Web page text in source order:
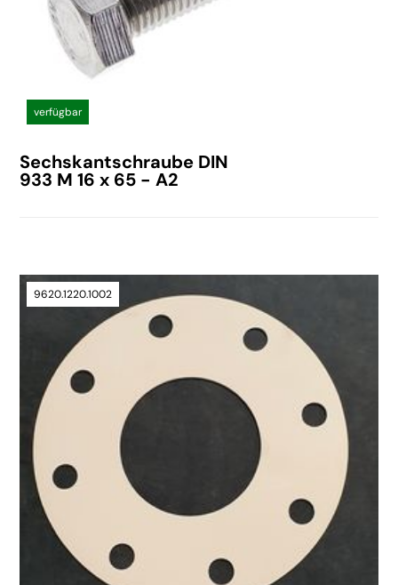
verfügbar
Sechskantschraube DIN
933 M 16 x 65 - A2
9620.1220.1002